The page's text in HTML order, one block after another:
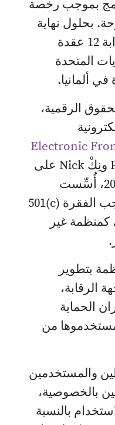
بموجب رخصة
بحلول نهاية
عام 2003 كان للشبكة قرابة 12 عقدة
المتحدة
ألمانيا.
الرقمية،
Electronic
بتمويل عمل روجَرْ Roger ونِكْ Nick على
تور في عام 2004. في 2006، أُسِّست
منظمة مشروع تور، بموجب الفقرة ‎501(c)
كمنظمة غير
بتطوير
الحماية
من
والمستخدمين
بالخصوصية،
بالنسبة